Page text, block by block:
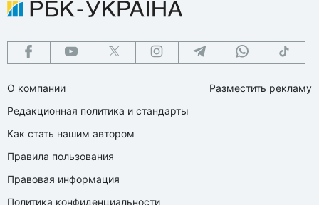
О компании
Редакционная политика и стандарты
Как стать нашим автором
Правила пользования
Правовая информация
Политика конфиденциальности
Разместить рекламу